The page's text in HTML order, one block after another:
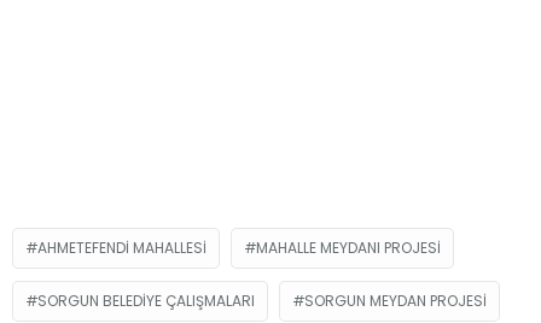
AHMETEFENDI MAHALLESI MAHALLE MEYDANI PROJESI
SORGUN BELEDIYE ÇALIŞMALARI SORGUN MEYDAN PROJESI